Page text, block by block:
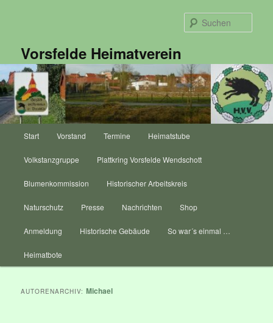
Vorsfelde Heimatverein
Start Vorstand Termine Heimatstube
Volkstanzgruppe Plattkring Vorsfelde Wendschott
Blumenkommission Historischer Arbeitskreis
Naturschutz Presse Nachrichten Shop
Anmeldung Historische Gebäude So war´s einmal …
Heimatbote
AUTORENARCHIV:Michael